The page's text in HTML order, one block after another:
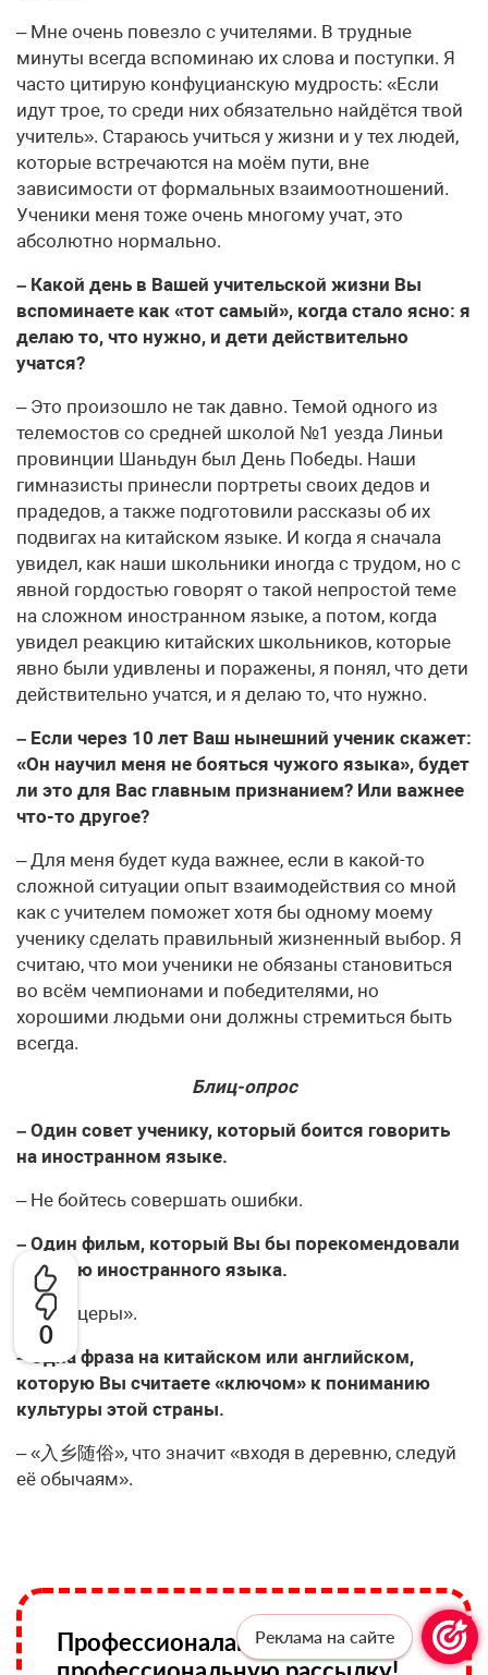
0
– Мне очень повезло с учителями. В трудные
минуты всегда вспоминаю их слова и поступки. Я
часто цитирую конфуцианскую мудрость: «Если
идут трое, то среди них обязательно найдётся твой
учитель». Стараюсь учиться у жизни и у тех людей,
которые встречаются на моём пути, вне
зависимости от формальных взаимоотношений.
Ученики меня тоже очень многому учат, это
абсолютно нормально.
– Какой день в Вашей учительской жизни Вы
вспоминаете как «тот самый», когда стало ясно: я
делаю то, что нужно, и дети действительно
учатся?
– Это произошло не так давно. Темой одного из
телемостов со средней школой №1 уезда Линьи
провинции Шаньдун был День Победы. Наши
гимназисты принесли портреты своих дедов и
прадедов, а также подготовили рассказы об их
подвигах на китайском языке. И когда я сначала
увидел, как наши школьники иногда с трудом, но с
явной гордостью говорят о такой непростой теме
на сложном иностранном языке, а потом, когда
увидел реакцию китайских школьников, которые
явно были удивлены и поражены, я понял, что дети
действительно учатся, и я делаю то, что нужно.
– Если через 10 лет Ваш нынешний ученик скажет:
«Он научил меня не бояться чужого языка», будет
ли это для Вас главным признанием? Или важнее
что-то другое?
– Для меня будет куда важнее, если в какой-то
сложной ситуации опыт взаимодействия со мной
как с учителем поможет хотя бы одному моему
ученику сделать правильный жизненный выбор. Я
считаю, что мои ученики не обязаны становиться
во всём чемпионами и победителями, но
хорошими людьми они должны стремиться быть
всегда.
Блиц-опрос
– Один совет ученику, который боится говорить
на иностранном языке.
– Не бойтесь совершать ошибки.
– Один фильм, который Вы бы порекомендовали
учителю иностранного языка.
– «Офицеры».
– Одна фраза на китайском или английском,
которую Вы считаете «ключом» к пониманию
культуры этой страны.
– «入乡随俗», что значит «входя в деревню, следуй
её обычаям».
Профессионалам —Реклама на сайте